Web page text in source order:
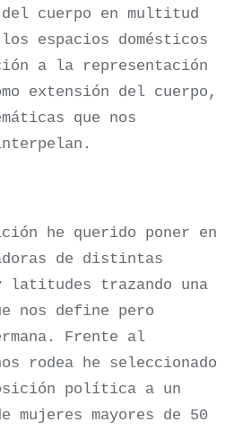
cuerpo en multitud
espacios domésticos
a la representación
extensión del cuerpo,
que nos
he querido poner en
de distintas
latitudes trazando una
nos define pero
Frente al
rodea he seleccionado
política a un
mujeres mayores de 50